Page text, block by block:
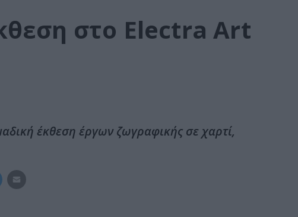
στο Electra Art
έκθεση έργων ζωγραφικής σε χαρτί,